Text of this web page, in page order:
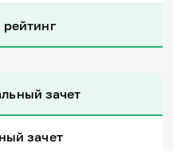
зачет
зачет